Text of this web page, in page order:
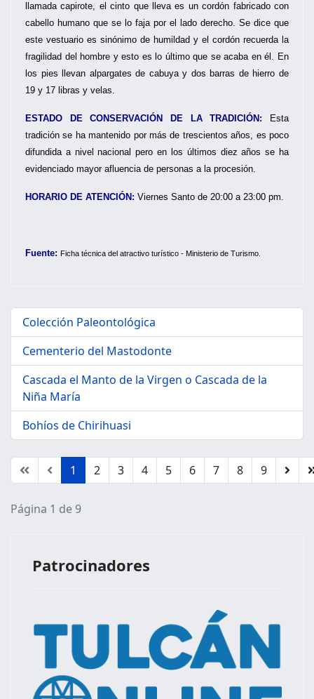
llamada capirote, el cinto que lleva es un cordón fabricado con
cabello humano que se lo faja por el lado derecho. Se dice que
este vestuario es sinónimo de humildad y el cordón recuerda la
fragilidad del hombre y esto es lo último que se acaba en él. En
los pies llevan alpargates de cabuya y dos barras de hierro de
19 y 17 libras y velas.
ESTADO DE CONSERVACIÓN DE LA TRADICIÓN: Esta
tradición se ha mantenido por más de trescientos años, es poco
difundida a nivel nacional pero en los últimos diez años se ha
evidenciado mayor afluencia de personas a la procesión.
HORARIO DE ATENCIÓN: Viernes Santo de 20:00 a 23:00 pm.
Fuente: Ficha técnica del atractivo turístico - Ministerio de Turismo.
Colección Paleontológica
Cementerio del Mastodonte
Cascada el Manto de la Virgen o Cascada de la
Niña María
Bohíos de Chirihuasi
1 2 3 4 5 6 7 8 9
Página 1 de 9
Patrocinadores